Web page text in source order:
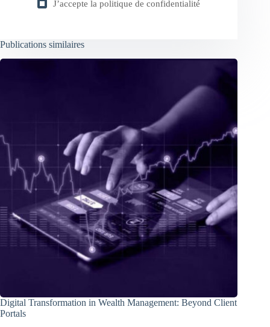
J’accepte la politique de confidentialité
Publications similaires
Digital Transformation in Wealth Management: Beyond Client
Portals